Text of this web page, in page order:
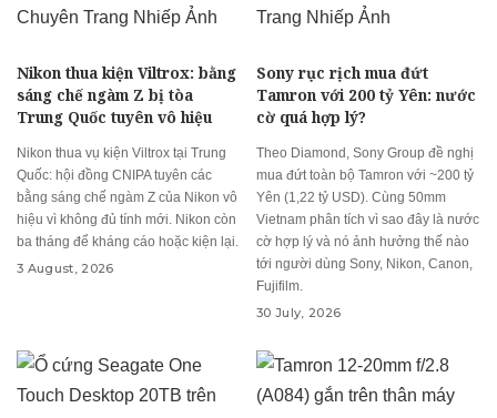
Nikon thua kiện Viltrox: bằng
sáng chế ngàm Z bị tòa
Trung Quốc tuyên vô hiệu
Nikon thua vụ kiện Viltrox tại Trung
Quốc: hội đồng CNIPA tuyên các
bằng sáng chế ngàm Z của Nikon vô
hiệu vì không đủ tính mới. Nikon còn
ba tháng để kháng cáo hoặc kiện lại.
3 August, 2026
Sony rục rịch mua đứt
Tamron với 200 tỷ Yên: nước
cờ quá hợp lý?
Theo Diamond, Sony Group đề nghị
mua đứt toàn bộ Tamron với ~200 tỷ
Yên (1,22 tỷ USD). Cùng 50mm
Vietnam phân tích vì sao đây là nước
cờ hợp lý và nó ảnh hưởng thế nào
tới người dùng Sony, Nikon, Canon,
Fujifilm.
30 July, 2026